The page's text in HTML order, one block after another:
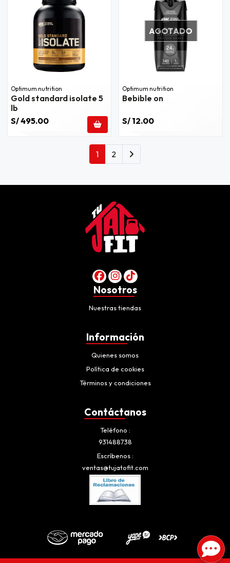
Optimum nutrition
Gold standard isolate 5
lb
S/ 495.00
AGOTADO
Optimum nutrition
Bebible on
S/ 12.00
1 2
Nosotros
Nuestras tiendas
Información
Quienes somos
Política de cookies
Términos y condiciones
Contáctanos
Teléfono
931488738
Escríbenos
ventas@tujatofit.com